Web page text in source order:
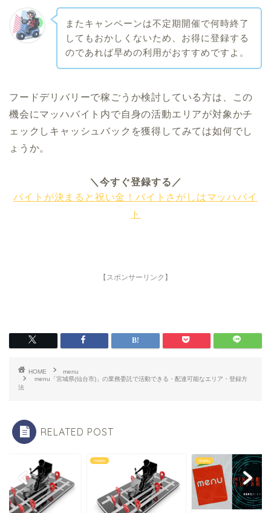
またキャンペーンは不定期開催で何時終了
してもおかしくないため、お得に登録する
のであれば早めの利用がおすすめですよ。
フードデリバリーで稼ごうか検討している方は、この
機会にマッハバイト内で自身の活動エリアが対象かチ
ェックしキャッシュバックを獲得してみては如何でし
ょうか。
＼今すぐ登録する／
バイトが決まると祝い金！バイトさがしはマッハバイ
ト
【スポンサーリンク】
HOME
menu
menu「宮城県(仙台市)」の業務委託で活動できる・配達可能なエリア・登録方
法
RELATED POST
menu menu menu